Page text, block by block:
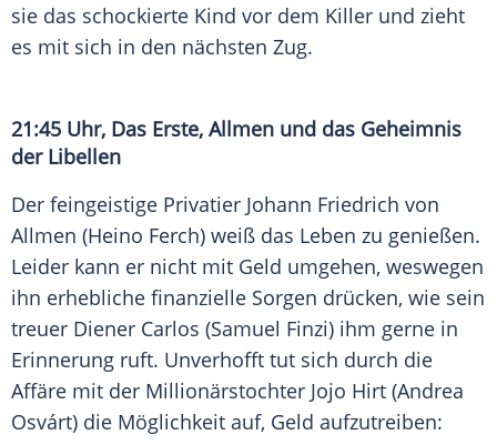
sie das schockierte Kind vor dem Killer und zieht
es mit sich in den nächsten Zug.
21:45 Uhr, Das Erste, Allmen und das Geheimnis
der Libellen
Der feingeistige Privatier Johann Friedrich von
Allmen (Heino Ferch) weiß das Leben zu genießen.
Leider kann er nicht mit Geld umgehen, weswegen
ihn erhebliche finanzielle Sorgen drücken, wie sein
treuer Diener Carlos (Samuel Finzi) ihm gerne in
Erinnerung ruft. Unverhofft tut sich durch die
Affäre mit der Millionärstochter Jojo Hirt (Andrea
Osvárt) die Möglichkeit auf, Geld aufzutreiben: